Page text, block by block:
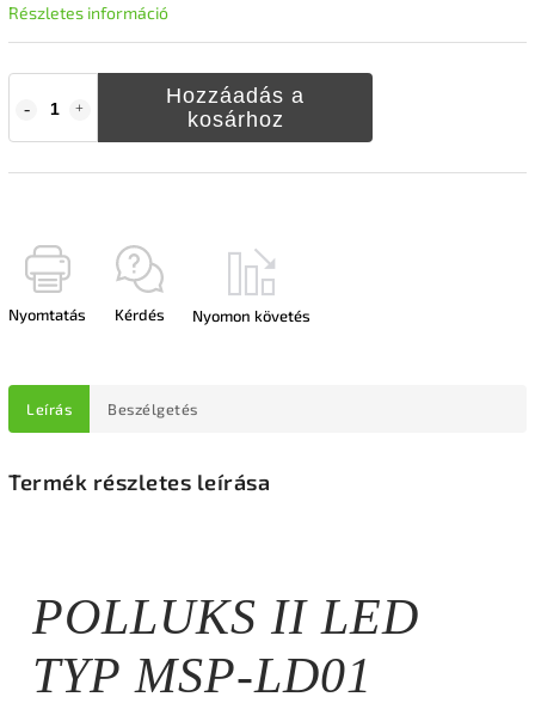
Hozzáadás a
kosárhoz
Részletes információ
Nyomtatás Kérdés Nyomon követés
Leírás Beszélgetés
Termék részletes leírása
POLLUKS II LED
TYP MSP-LD01